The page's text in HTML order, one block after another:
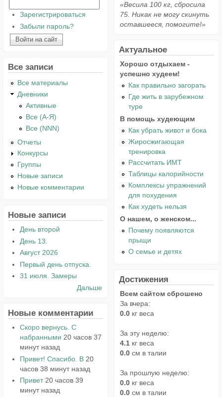
Зарегистрироваться
Забыли пароль?
Все записи
Все материалы
Дневники
Активные
Все (А-Я)
Все (NNN)
Отчеты
Конкурсы
Группы
Новые записи
Новые комментарии
Новые записи
День второй
День 13.
Август 2026
Первый день отпуска.
31 июля. Замеры
Дальше
Новые комментарии
Скоро вернусь. С
набранными 20 часов 37
минут назад
Привет! Спасибо. В 20
часов 38 минут назад
Привет 20 часов 39
минут назад
«Весила 100 кг, сбросила
75. Никак не могу скинуть
оставшееся, помогите!»
Актуальное
Хорошо отдыхаем -
успешно худеем!
Как правильно загорать
Где жить в зарубежном
туре
В помощь худеющим
Как убрать живот и бока
Жиросжигающая
тренировка
Рассчитать ИМТ
Таблицы калорийности
Комплексы упражнений
для похудения
Как худеть нельзя
О нашем, о женском...
Почему появляются
прыщи
О семье и детях
Достижения
Всем сайтом сброшено
За вчера:
0.0 кг веса
За эту неделю:
4.1 кг веса
0.0 см в талии
За прошлую неделю:
0.0 кг веса
0.0 см в талии